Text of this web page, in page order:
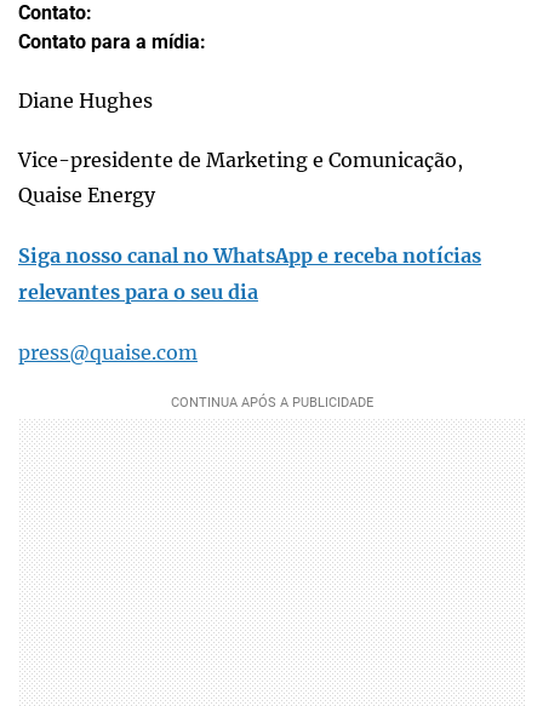
Contato:
Contato para a mídia:
Diane Hughes
Vice-presidente de Marketing e Comunicação,
Quaise Energy
Siga nosso canal no WhatsApp e receba notícias
relevantes para o seu dia
press@quaise.com